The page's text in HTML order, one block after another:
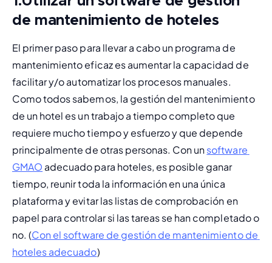
de mantenimiento de hoteles
El primer paso para llevar a cabo un programa de
mantenimiento eficaz es aumentar la capacidad de
facilitar y/o automatizar los procesos manuales.
Como todos sabemos, la gestión del mantenimiento
de un hotel es un trabajo a tiempo completo que
requiere mucho tiempo y esfuerzo y que depende
principalmente de otras personas. Con un software
GMAO adecuado para hoteles, es posible ganar
tiempo, reunir toda la información en una única
plataforma y evitar las listas de comprobación en
papel para controlar si las tareas se han completado o
no. (Con el software de gestión de mantenimiento de
hoteles adecuado)